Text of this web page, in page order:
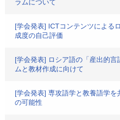
ラムについて
[学会発表] ICTコンテンツによる
成度の自己評価
[学会発表] ロシア語の「産出的言
ムと教材作成に向けて
[学会発表] 専攻語学と教養語学を
の可能性